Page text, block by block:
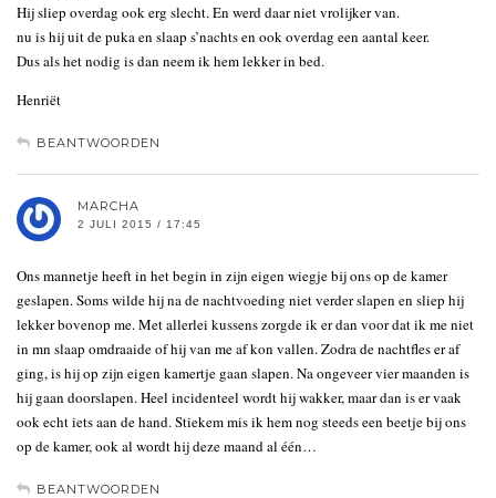
Hij sliep overdag ook erg slecht. En werd daar niet vrolijker van.
nu is hij uit de puka en slaap s’nachts en ook overdag een aantal keer.
Dus als het nodig is dan neem ik hem lekker in bed.
Henriët
BEANTWOORDEN
MARCHA
2 JULI 2015 / 17:45
Ons mannetje heeft in het begin in zijn eigen wiegje bij ons op de kamer
geslapen. Soms wilde hij na de nachtvoeding niet verder slapen en sliep hij
lekker bovenop me. Met allerlei kussens zorgde ik er dan voor dat ik me niet
in mn slaap omdraaide of hij van me af kon vallen. Zodra de nachtfles er af
ging, is hij op zijn eigen kamertje gaan slapen. Na ongeveer vier maanden is
hij gaan doorslapen. Heel incidenteel wordt hij wakker, maar dan is er vaak
ook echt iets aan de hand. Stiekem mis ik hem nog steeds een beetje bij ons
op de kamer, ook al wordt hij deze maand al één…
BEANTWOORDEN